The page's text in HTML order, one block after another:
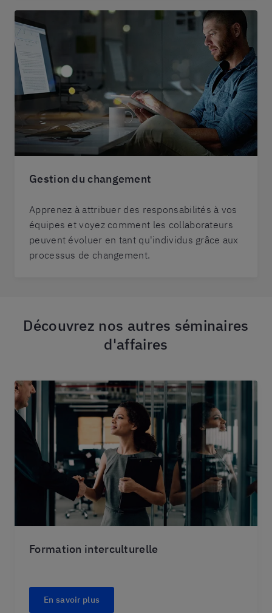
Gestion du changement
Apprenez à attribuer des responsabilités à vos
équipes et voyez comment les collaborateurs
peuvent évoluer en tant qu'individus grâce aux
processus de changement.
Découvrez nos autres séminaires
d'affaires
Formation interculturelle
En savoir plus